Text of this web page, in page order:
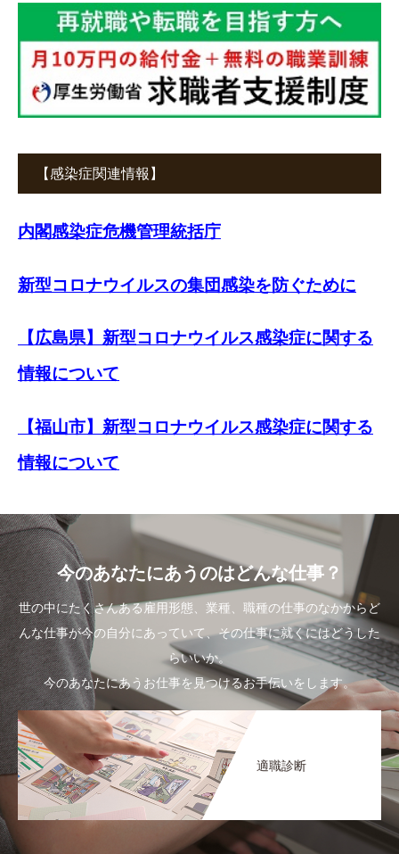
【感染症関連情報】
内閣感染症危機管理統括庁
新型コロナウイルスの集団感染を防ぐために
【広島県】新型コロナウイルス感染症に関する
情報について
【福山市】新型コロナウイルス感染症に関する
情報について
今のあなたにあうのはどんな仕事？
世の中にたくさんある雇用形態、業種、職種の仕事のなかからど
んな仕事が今の自分にあっていて、その仕事に就くにはどうした
らいいか。
今のあなたにあうお仕事を見つけるお手伝いをします。
適職診断